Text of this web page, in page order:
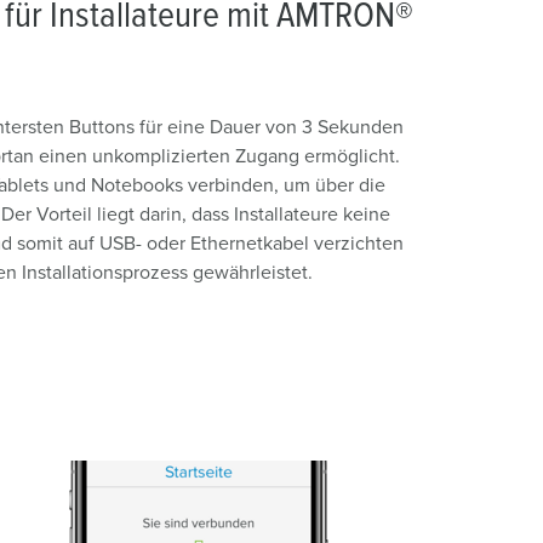
Installateure mit AMTRON®
Buttons für eine Dauer von 3 Sekunden
einen unkomplizierten Zugang ermöglicht.
und Notebooks verbinden, um über die
Vorteil liegt darin, dass Installateure keine
somit auf USB- oder Ethernetkabel verzichten
Installationsprozess gewährleistet.